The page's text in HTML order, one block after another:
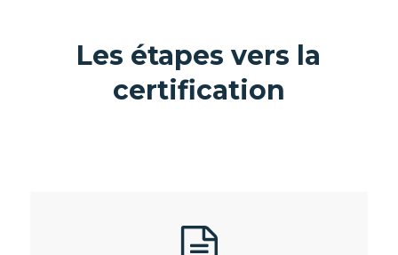
Les étapes vers la
certification